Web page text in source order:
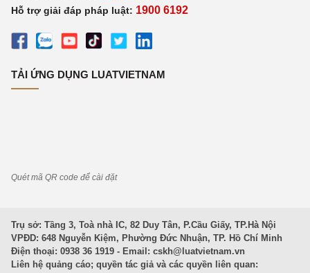
Hỗ trợ giải đáp pháp luật: 1900 6192
TẢI ỨNG DỤNG LUATVIETNAM
Quét mã QR code để cài đặt
Trụ sở: Tầng 3, Toà nhà IC, 82 Duy Tân, P.Cầu Giấy, TP.Hà Nội
VPĐD: 648 Nguyễn Kiệm, Phường Đức Nhuận, TP. Hồ Chí Minh
Điện thoại: 0938 36 1919 - Email: cskh@luatvietnam.vn
Liên hệ quảng cáo; quyền tác giả và các quyền liên quan: